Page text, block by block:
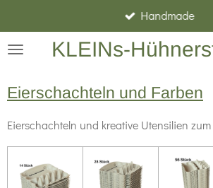
Hauptinhalt
springenKLEINs-
Handmade
Eierschachteln und Farben
Eierschachteln und kreative Utensilien